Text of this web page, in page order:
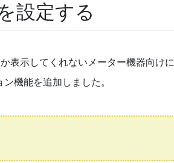
設定する
表示してくれないメーター機器向けに
機能を追加しました。